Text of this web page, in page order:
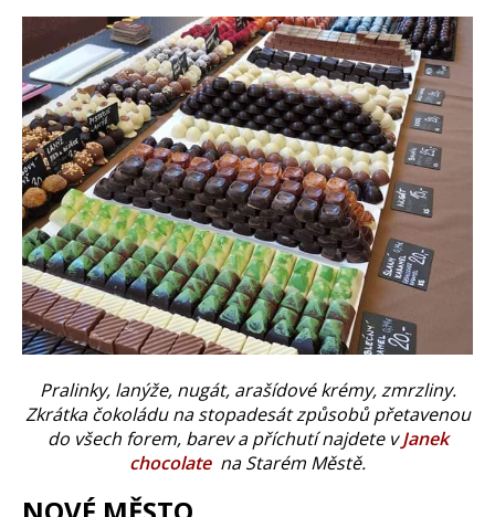
Pralinky, lanýže, nugát, arašídové krémy, zmrzliny.
Zkrátka čokoládu na stopadesát způsobů přetavenou
do všech forem, barev a příchutí najdete vJanek
chocolatena Starém Městě.